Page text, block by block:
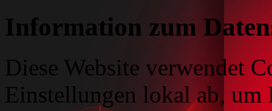
Information zum
Diese Website verwendet
Einstellungen lokal ab, um